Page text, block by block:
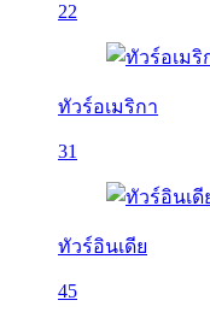
22
ทัวร์อเมริกา
31
ทัวร์อินเดีย
45